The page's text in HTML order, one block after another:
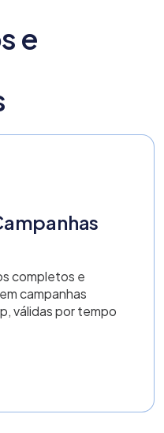
e
completos e
campanhas
válidas por tempo